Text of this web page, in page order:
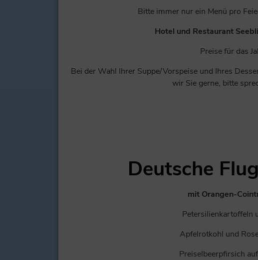
Bitte immer nur ein Menü pro
Hotel und Restaurant
Preise für das
Bei der Wahl Ihrer Suppe/Vorspeise und Ihres
wir Sie gerne, bitte
Deutsche
mit Orangen-
Petersilienkartoffeln
Apfelrotkohl und
Preiselbeerpfirsich